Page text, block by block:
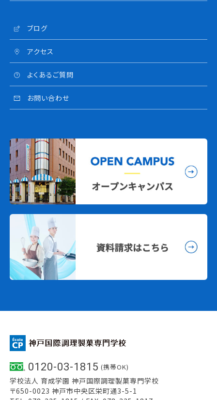
ブログ
アクセス
よくあるご質問
お問い合わせ
0120-03-1815 (携帯OK)
学校法人 育成学園 神戸国際調理製菓専門学校
〒650-0023 神戸市中央区栄町通3-5-1